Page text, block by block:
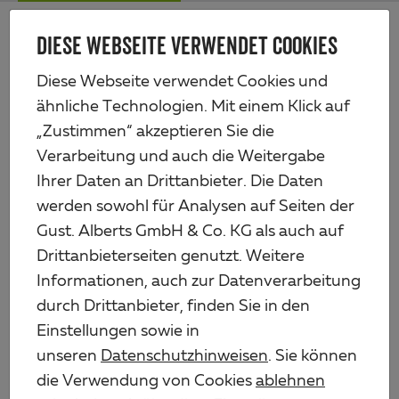
DIESE WEBSEITE VERWENDET COOKIES
Diese Webseite verwendet Cookies und
ähnliche Technologien. Mit einem Klick auf
„Zustimmen“ akzeptieren Sie die
Verarbeitung und auch die Weitergabe
Ihrer Daten an Drittanbieter. Die Daten
werden sowohl für Analysen auf Seiten der
Gust. Alberts GmbH & Co. KG als auch auf
Drittanbieterseiten genutzt. Weitere
Informationen, auch zur Datenverarbeitung
durch Drittanbieter, finden Sie in den
Einstellungen sowie in
unseren Datenschutzhinweisen. Sie können
die Verwendung von Cookies ablehnen
Zum
Alberts
Produkte Zauntechnik
Klobenpfosten für Einzel- und Doppeltore Flexo Plus, schwer